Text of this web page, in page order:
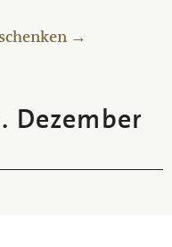
→
Dezember